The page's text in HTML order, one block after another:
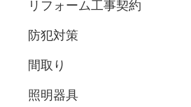
リフォーム工事契約
防犯対策
間取り
照明器具